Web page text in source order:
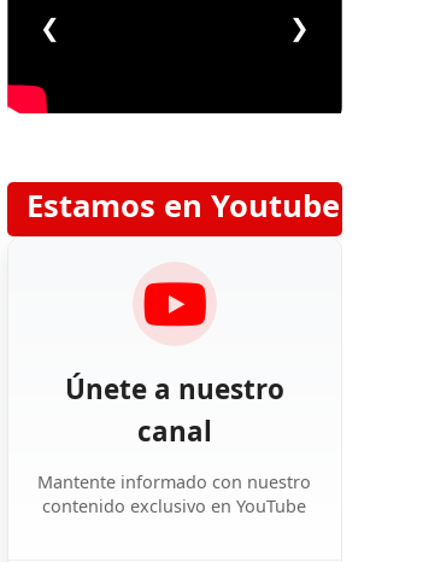
❮ ❯
Estamos en Youtube
Únete a nuestro
canal
Mantente informado con nuestro
contenido exclusivo en YouTube